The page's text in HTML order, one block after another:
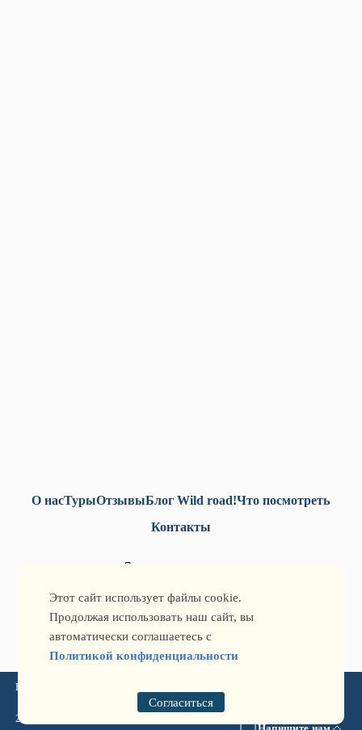
О насТурыОтзывыБлог Wild road!Что посмотреть
Контакты
info@qtg.kz
Политика конфиденциальности
2026 © Qazaqstan Travel Guide: туры по Казахстану и Кыргызстану ® Все права
Этот сайт использует файлы cookie.
Продолжая использовать наш сайт, вы
автоматически соглашаетесь с
Политикой конфиденциальности
Согласиться